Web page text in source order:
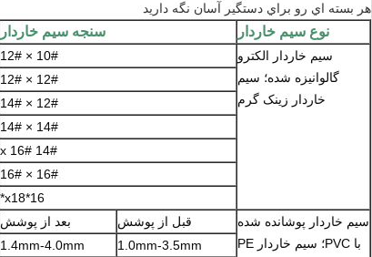
هر بسته اي رو براي دستگير آسان نگه داريد
نوع سیم خاردار سنجه سیم خاردار
سیم خاردار الکترو
گالوانیزه شده؛ سیم
خاردار زینک گرم
10# × 12#
12# × 12#
12# × 14#
14# × 14#
14# x 16#
16# × 16#
16*x18*
سیم خاردار پوشانده شده
با PVC؛ سیم خاردار PE
قبل از پوشش بعد از پوشش
1.0mm-3.5mm
1.4mm-4.0mm